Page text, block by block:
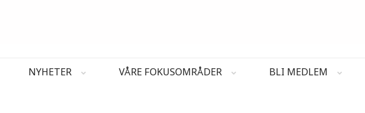
NYHETER VÅRE FOKUSOMRÅDER BLI MEDLEM